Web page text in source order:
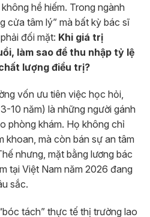
hề hiếm. Trong ngành
cửa tâm lý” mà bất kỳ bác sĩ
đối mặt: Khi giá trị
làm sao để thu nhập tỷ lệ
lượng điều trị?
vốn ưu tiên việc học hỏi,
10 năm) là những người gánh
phòng khám. Họ không chỉ
khoan, mà còn bán sự an tâm
nhưng, mặt bằng lương bác
tại Việt Nam năm 2026 đang
sắc.
tách” thực tế thị trường lao